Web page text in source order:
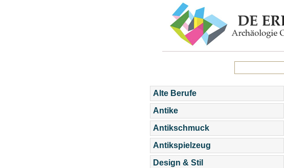
Alte Berufe
Antike
Antikschmuck
Antikspielzeug
Design & Stil